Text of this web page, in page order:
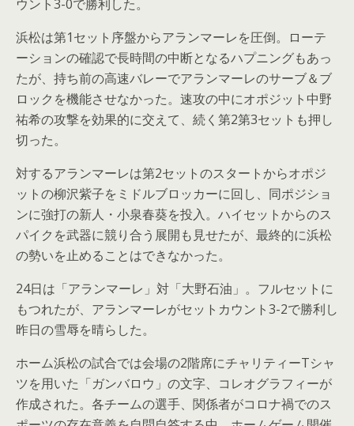
ウント3-0で勝利した。
浜松は第1セット序盤からアランマーレを圧倒。ローテ
ーションの確認で長時間の中断となるハプニングもあっ
たが、持ち前の高速バレーでアランマーレのサーブ＆ブ
ロックを機能させなかった。速攻の中にオポジット中野
祐希の攻撃を効果的に交えて、続く第2第3セットも押し
切った。
対するアランマーレは第2セットのスタートからオポジ
ットの柳沢紫子をミドルブロッカーに回し、同ポジショ
ンに強打の新人・小泉春葵を投入。ハイセットからのス
パイクを武器に競り合う展開も見せたが、最終的に浜松
の勢いを止めることはできなかった。
24日は「アランマーレ」対「大野石油」。フルセットに
もつれたが、アランマーレがセットカウント3-2で勝利し
昨日の雪辱を晴らした。
ホーム浜松の試合では会場の2階席にチャリティーTシャ
ツを用いた「ガンバロウ」の文字、コレオグラフィーが
作成された。各チームの選手、関係者がコロナ禍でのス